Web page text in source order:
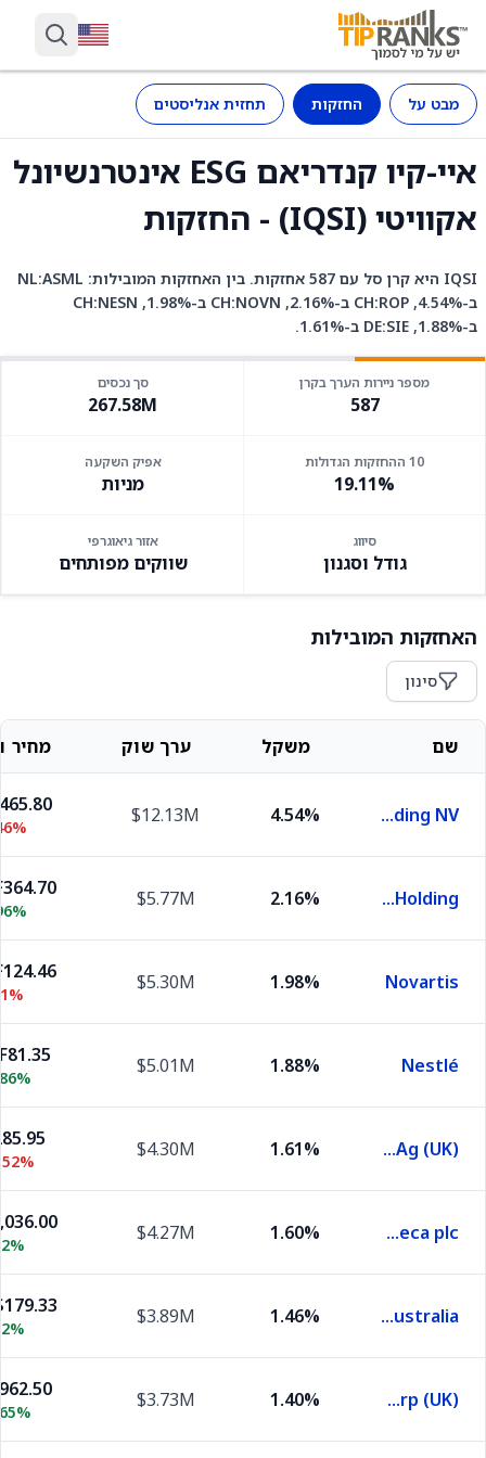
מבט על החזקות תחזית אנליסטים
איי-קיו קנדריאם ESG אינטרנשיונל
אקוויטי (IQSI) - החזקות
IQSI היא קרן סל עם 587 אחזקות. בין האחזקות המובילות: NL:ASML
ב-4.54%, CH:ROP ב-2.16%, CH:NOVN ב-1.98%, CH:NESN
ב-1.88%, DE:SIE ב-1.61%.
מספר ניירות הערך בקרן
587
סך נכסים
267.58M
10 ההחזקות הגדולות
19.11%
אפיק השקעה
מניות
סיווג
גודל וסגנון
אזור גיאוגרפי
שווקים מפותחים
האחזקות המובילות
סינון
שם משקל ערך שוק מחיר
ASML Holding NV
4.54%
$12.13M
Roche Holding
2.16%
$5.77M
Novartis
1.98%
$5.30M
Nestlé
1.88%
$5.01M
Siemens Ag (UK)
1.61%
$4.30M
AstraZeneca plc
1.60%
$4.27M
Commonwealth Bank of Australia
1.46%
$3.89M
Toyota Motor Corp (UK)
1.40%
$3.73M